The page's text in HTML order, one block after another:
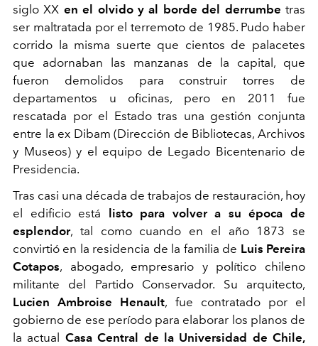
siglo XX en el olvido y al borde del derrumbe tras
ser maltratada por el terremoto de 1985. Pudo haber
corrido la misma suerte que cientos de palacetes
que adornaban las manzanas de la capital, que
fueron demolidos para construir torres de
departamentos u oficinas, pero en 2011 fue
rescatada por el Estado tras una gestión conjunta
entre la ex Dibam (Dirección de Bibliotecas, Archivos
y Museos) y el equipo de Legado Bicentenario de
Presidencia.
Tras casi una década de trabajos de restauración, hoy
el edificio está listo para volver a su época de
esplendor, tal como cuando en el año 1873 se
convirtió en la residencia de la familia de Luis Pereira
Cotapos, abogado, empresario y político chileno
militante del Partido Conservador. Su arquitecto,
Lucien Ambroise Henault, fue contratado por el
gobierno de ese período para elaborar los planos de
la actual Casa Central de la Universidad de Chile,